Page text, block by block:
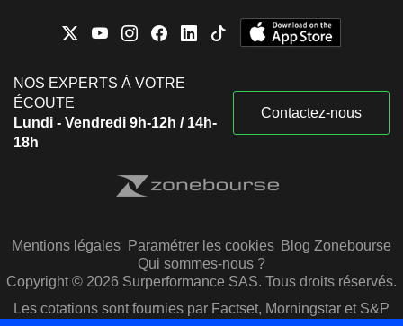
NOS EXPERTS À VOTRE
ÉCOUTE
Lundi - Vendredi 9h-12h / 14h-
18h
Contactez-nous
Mentions légales Paramétrer les cookies Blog Zonebourse
Qui sommes-nous ?
Copyright © 2026 Surperformance SAS. Tous droits réservés.
Les cotations sont fournies par Factset, Morningstar et S&P